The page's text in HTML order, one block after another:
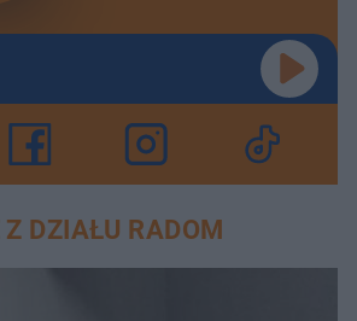
DZIAŁU RADOM